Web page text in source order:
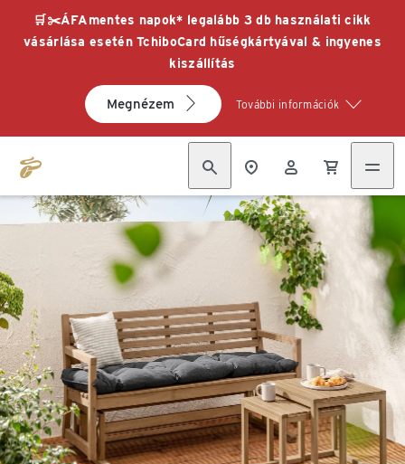
🛒✂️ÁFAmentes napok* legalább 3 db használati cikk
vásárlása esetén TchiboCard hűségkártyával & ingyenes
kiszállítás
Megnézem További információk